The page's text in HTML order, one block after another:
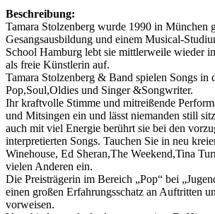
Beschreibung:
Tamara Stolzenberg wurde 1990 in München
Gesangsausbildung und einem Musical-
School Hamburg lebt sie mittlerweile wieder
als freie Künstlerin auf.
Tamara Stolzenberg & Band spielen Songs in
Pop,Soul,Oldies und Singer &Songwriter.
Ihr kraftvolle Stimme und mitreißende
und Mitsingen ein und lässt niemanden still
auch mit viel Energie berührt sie bei den
interpretierten Songs. Tauchen Sie in neu
Winehouse, Ed Sheran,The Weekend,Tina
vielen Anderen ein.
Die Preisträgerin im Bereich „Pop“ bei
einen großen Erfahrungsschatz an Auftritten
vorweisen.